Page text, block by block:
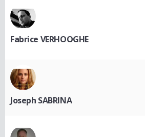
Fabrice VERHOOGHE
Joseph SABRINA